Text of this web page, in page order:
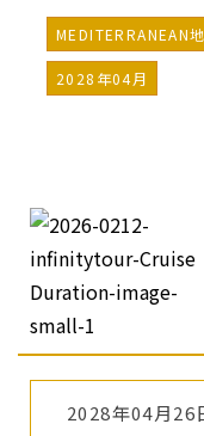
MEDITERRANEAN
2028年04月
2028年04月26